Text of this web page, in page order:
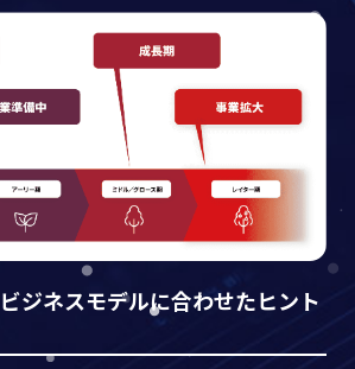
ジネスモデルに合わせたヒント